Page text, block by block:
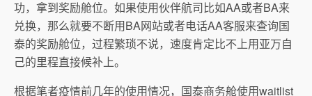
功，拿到奖励舱位。如果使用伙伴航司比如AA或者BA来
兑换，那么就要不断用BA网站或者电话AA客服来查询国
泰的奖励舱位，过程繁琐不说，速度肯定比不上用亚万自
己的里程直接候补上。
根据笔者疫情前几年的使用情况，国泰商务舱使用waitlist